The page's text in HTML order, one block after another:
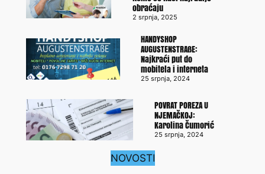
obraćaju
2 srpnja, 2025
HANDYSHOP
AUGUSTENSTRAßE:
Najkraći put do
mobitela i interneta
25 srpnja, 2024
POVRAT POREZA U
NJEMAČKOJ:
Karolina Čumorić
25 srpnja, 2024
NOVOSTI